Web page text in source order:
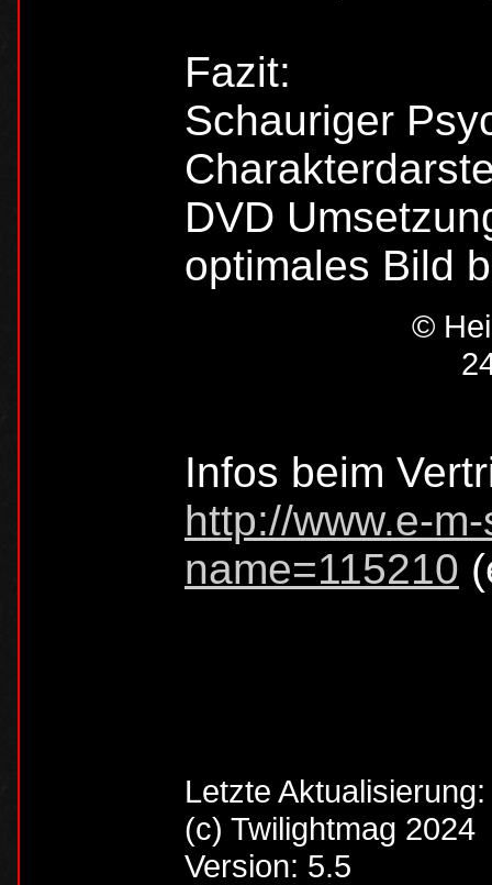
Fazit:
Schauriger
DVD
optimales Bild
©
Infos beim
http://www.e-
name=115210
Letzte
(c) Twilightmag 2024
Version: 5.5